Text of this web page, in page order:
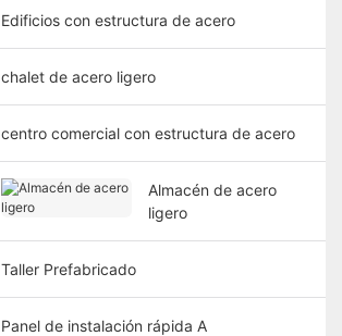
Edificios con estructura de acero
chalet de acero ligero
centro comercial con estructura de acero
Almacén de acero
ligero
Taller Prefabricado
Panel de instalación rápida A